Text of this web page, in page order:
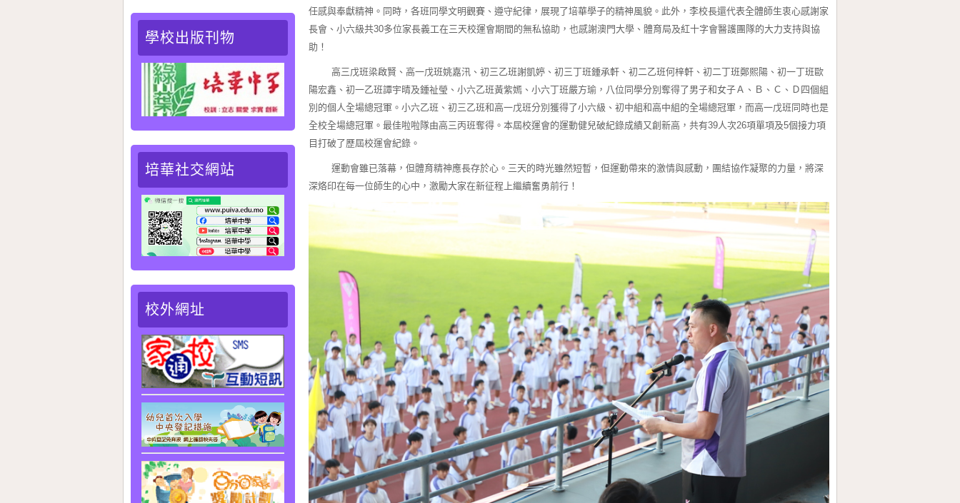
學校出版刊物
培華社交網站
校外網址
任感與奉獻精神。同時，各班同學文明觀賽、遵守紀律，展現了培華學子的精神風貌。此外，李校長還代表全體師生衷心感謝家
長會、小六級共30多位家長義工在三天校運會期間的無私協助，也感謝澳門大學、體育局及紅十字會醫護團隊的大力支持與協
助！
高三戊班梁啟賢、高一戊班姚嘉汛、初三乙班謝凱婷、初三丁班鍾承軒、初二乙班何梓軒、初二丁班鄭熙陽、初一丁班歐
陽宏鑫、初一乙班譚宇晴及鍾祉瑩、小六乙班黃紫嫣、小六丁班嚴方瑜，八位同學分別奪得了男子和女子Ａ、Ｂ、Ｃ、Ｄ四個組
別的個人全場總冠軍。小六乙班、初三乙班和高一戊班分別獲得了小六級、初中組和高中組的全場總冠軍，而高一戊班同時也是
全校全場總冠軍。最佳啦啦隊由高三丙班奪得。本屆校運會的運動健兒破紀錄成績又創新高，共有39人次26項單項及5個接力項
目打破了歷屆校運會紀錄。
運動會雖已落幕，但體育精神應長存於心。三天的時光雖然短暫，但運動帶來的激情與感動，團結協作凝聚的力量，將深
深烙印在每一位師生的心中，激勵大家在新征程上繼續奮勇前行！